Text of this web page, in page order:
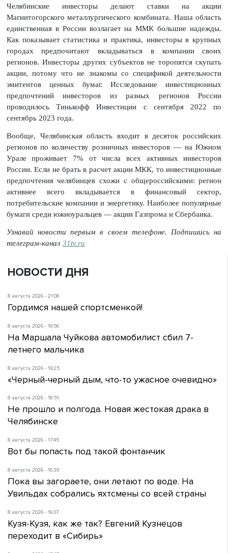
Челябинские инвесторы делают ставки на акции
Магнитогорского металлургического комбината. Наша область
единственная в России возлагает на ММК большие надежды.
Как показывает статистика и практика, инвесторы в крупных
городах предпочитают вкладываться в компании своих
регионов. Инвесторы других субъектов не торопятся скупать
акции, потому что не знакомы со спецификой деятельности
эмитентов ценных бумаг. Исследование инвестиционных
предпочтений инвесторов из разных регионов России
проводилось Тинькофф Инвестиции с сентября 2022 по
сентябрь 2023 года.
Вообще, Челябинская область входит в десяток российских
регионов по количеству розничных инвесторов — на Южном
Урале проживает 7% от числа всех активных инвесторов
России. Если не брать в расчет акции МКК, то инвестиционные
предпочтения челябинцев схожи с общероссийскими: регион
активнее всего вкладывается в финансовый сектор,
потребительские компании и энергетику. Наиболее популярные
бумаги среди южноуральцев — акции Газпрома и Сбербанка.
Узнавай новости первым в своем телефоне. Подпишись на
телеграм-канал 31tv.ru
НОВОСТИ ДНЯ
8 августа 2026 - 21:08
Гордимся нашей спортсменкой!
8 августа 2026 - 19:56
На Маршала Чуйкова автомобилист сбил 7-
летнего мальчика
8 августа 2026 - 19:25
«Черный-черный дым, что-то ужасное очевидно»
8 августа 2026 - 18:51
Не прошло и полгода. Новая жестокая драка в
Челябинске
8 августа 2026 - 17:45
Вот бы попасть под такой фонтанчик
8 августа 2026 - 16:39
Пока вы загораете, они летают по воде. На
Увильдах собрались яхтсмены со всей страны
8 августа 2026 - 16:07
Кузя-Кузя, как же так? Евгений Кузнецов
переходит в «Сибирь»